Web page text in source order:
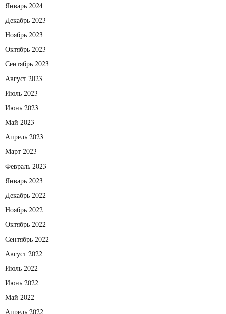
Январь 2024
Декабрь 2023
Ноябрь 2023
Октябрь 2023
Сентябрь 2023
Август 2023
Июль 2023
Июнь 2023
Май 2023
Апрель 2023
Март 2023
Февраль 2023
Январь 2023
Декабрь 2022
Ноябрь 2022
Октябрь 2022
Сентябрь 2022
Август 2022
Июль 2022
Июнь 2022
Май 2022
Апрель 2022